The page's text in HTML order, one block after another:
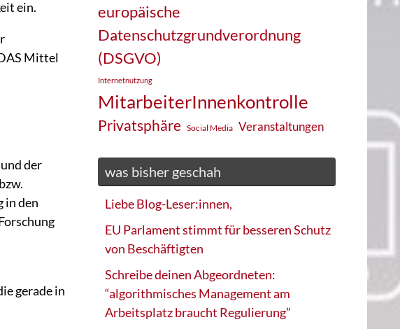
ein.
Mittel
der
in den
gerade in
europäische
Datenschutzgrundverordnung
(DSGVO)
Internetnutzung
MitarbeiterInnenkontrolle
Privatsphäre Social Media Veranstaltungen
was bisher geschah
Liebe Blog-Leser:innen,
EU Parlament stimmt für besseren Schutz
von Beschäftigten
Schreibe deinen Abgeordneten:
“algorithmisches Management am
Arbeitsplatz braucht Regulierung”